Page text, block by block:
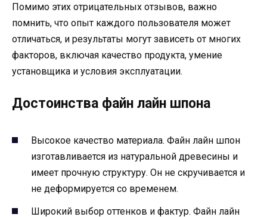
Помимо этих отрицательных отзывов, важно
помнить, что опыт каждого пользователя может
отличаться, и результаты могут зависеть от многих
факторов, включая качество продукта, умение
установщика и условия эксплуатации.
Достоинства файн лайн шпона
Высокое качество материала. Файн лайн шпон
изготавливается из натуральной древесины и
имеет прочную структуру. Он не скручивается и
не деформируется со временем.
Широкий выбор оттенков и фактур. Файн лайн